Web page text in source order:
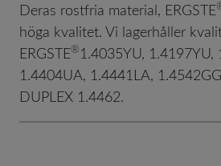
Deras rostfria material, ERGSTE
höga kvalitet. Vi lagerhåller
ERGSTE® 1.4035YU, 1.4197YU,
1.4404UA, 1.4441LA,
DUPLEX 1.4462.